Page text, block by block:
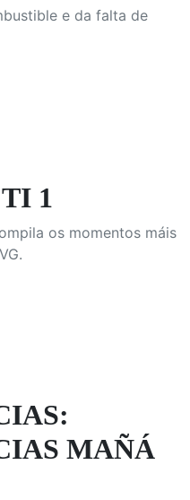
e da falta de
1
os momentos máis
MAÑÁ